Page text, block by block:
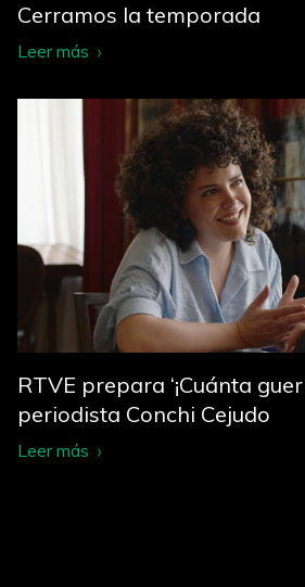
Cerramos la temporada
Leer más
RTVE prepara ‘¡Cuánta
periodista Conchi Cejudo
Leer más